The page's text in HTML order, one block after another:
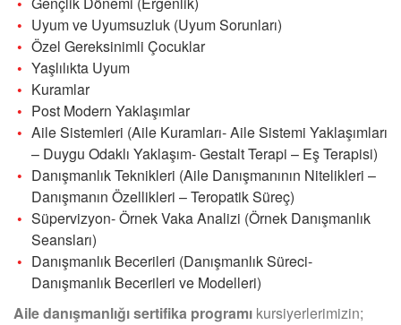
Uyum ve Uyumsuzluk (Uyum Sorunları)
Özel Gereksinimli Çocuklar
Yaşlılıkta Uyum
Kuramlar
Post Modern Yaklaşımlar
Aile Sistemleri (Aile Kuramları- Aile Sistemi Yaklaşımları
– Duygu Odaklı Yaklaşım- Gestalt Terapi – Eş Terapisi)
Danışmanlık Teknikleri (Aile Danışmanının Nitelikleri –
Danışmanın Özellikleri – Teropatik Süreç)
Süpervizyon- Örnek Vaka Analizi (Örnek Danışmanlık
Seansları)
Danışmanlık Becerileri (Danışmanlık Süreci-
Danışmanlık Becerileri ve Modelleri)
Aile danışmanlığı sertifika programı kursiyerlerimizin;